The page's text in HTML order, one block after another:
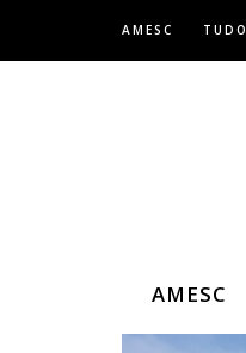
AMESC
AMESC